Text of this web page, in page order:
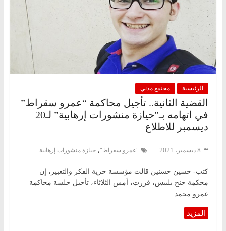
الرئيسية مجتمع مدني
القضية الثانية.. تأجيل محاكمة “عمرو سقراط”
في اتهامه بـ”حيازة منشورات إرهابية” لـ20
ديسمبر للاطلاع
8 ديسمبر، 2021 "عمرو سقراط", حيازة منشورات إرهابية
كتب- حسين حسنين قالت مؤسسة حرية الفكر والتعبير، إن
محكمة جنح بلبيس، قررت، أمس الثلاثاء، تأجيل جلسة محاكمة
عمرو محمد